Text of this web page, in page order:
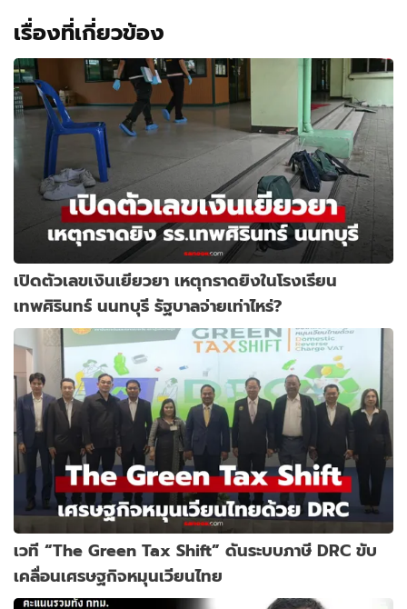
เรื่องที่เกี่ยวข้อง
เปิดตัวเลขเงินเยียวยา เหตุกราดยิงในโรงเรียน
เทพศิรินทร์ นนทบุรี รัฐบาลจ่ายเท่าไหร่?
เวที “The Green Tax Shift” ดันระบบภาษี DRC ขับ
เคลื่อนเศรษฐกิจหมุนเวียนไทย